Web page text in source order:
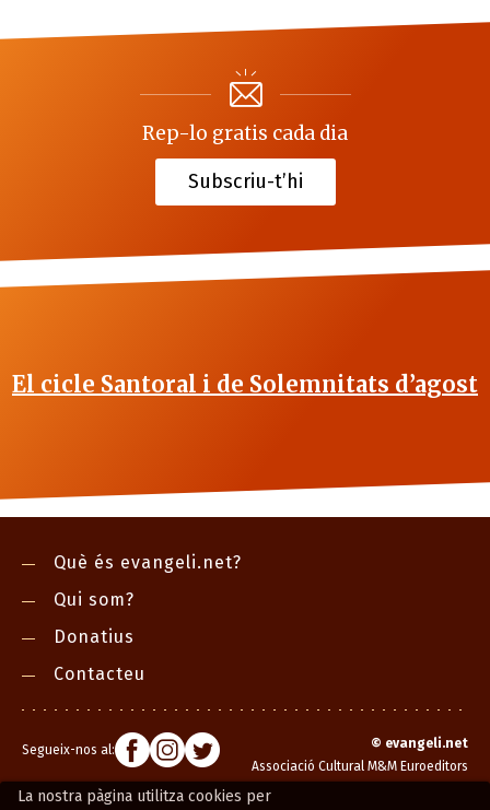
La nostra pàgina utilitza cookies per
Rep-lo gratis cada dia
Subscriu-t’hi
El cicle Santoral i de Solemnitats d’agost
Què és evangeli.net?
Qui som?
Donatius
Contacteu
Segueix-nos al: © evangeli.net
Associació Cultural M&M Euroeditors